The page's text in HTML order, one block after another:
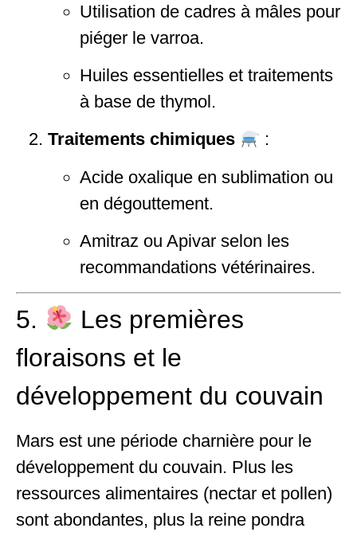
Utilisation de cadres à mâles pour
piéger le varroa.
Huiles essentielles et traitements
à base de thymol.
Traitements chimiques
:
Acide oxalique en sublimation ou
en dégouttement.
Amitraz ou Apivar selon les
recommandations vétérinaires.
5.
Les premières
floraisons et le
développement du couvain
Mars est une période charnière pour le
développement du couvain. Plus les
ressources alimentaires (nectar et pollen)
sont abondantes, plus la reine pondra